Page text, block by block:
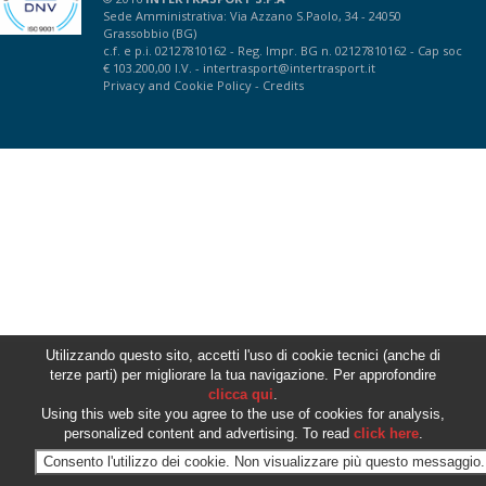
Sede Amministrativa: Via Azzano S.Paolo, 34 - 24050
Grassobbio (BG)
c.f. e p.i. 02127810162 - Reg. Impr. BG n. 02127810162 - Cap soc
€ 103.200,00 I.V. - intertrasport@intertrasport.it
Privacyand Cookie Policy- Credits
Utilizzando questo sito, accetti l'uso di cookie tecnici (anche di
terze parti) per migliorare la tua navigazione. Per approfondire
clicca qui.
Using this web site you agree to the use of cookies for analysis,
personalized content and advertising. To read click here.